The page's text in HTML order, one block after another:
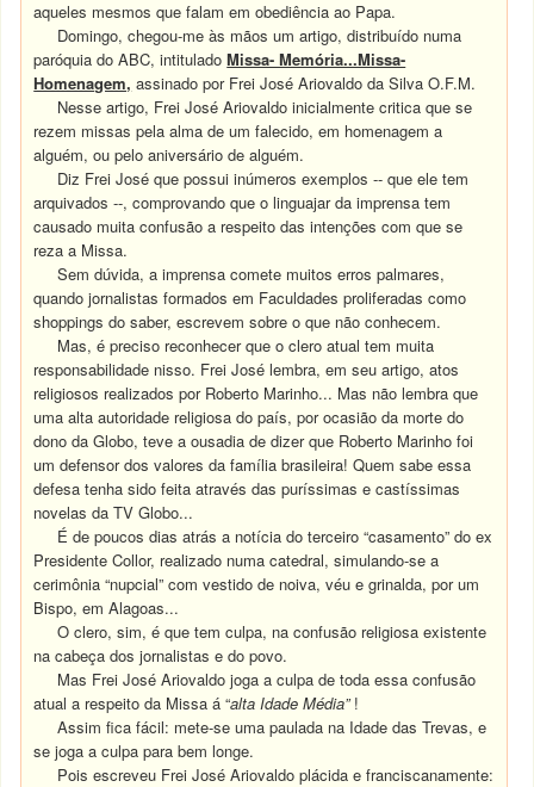
aqueles mesmos que falam em obediência ao Papa.
Domingo, chegou-me às mãos um artigo, distribuído numa
paróquia do ABC, intituladoMissa- Memória...Missa-
Homenagem, assinado por Frei José Ariovaldo da Silva O.F.M.
Nesse artigo, Frei José Ariovaldo inicialmente critica que se
rezem missas pela alma de um falecido, em homenagem a
alguém, ou pelo aniversário de alguém.
Diz Frei José que possui inúmeros exemplos -- que ele tem
arquivados --, comprovando que o linguajar da imprensa tem
causado muita confusão a respeito das intenções com que se
reza a Missa.
Sem dúvida, a imprensa comete muitos erros palmares,
quando jornalistas formados em Faculdades proliferadas como
shoppings do saber, escrevem sobre o que não conhecem.
Mas, é preciso reconhecer que o clero atual tem muita
responsabilidade nisso. Frei José lembra, em seu artigo, atos
religiosos realizados por Roberto Marinho... Mas não lembra que
uma alta autoridade religiosa do país, por ocasião da morte do
dono da Globo, teve a ousadia de dizer que Roberto Marinho foi
um defensor dos valores da família brasileira! Quem sabe essa
defesa tenha sido feita através das puríssimas e castíssimas
novelas da TV Globo...
É de poucos dias atrás a notícia do terceiro “casamento” do ex
Presidente Collor, realizado numa catedral, simulando-se a
cerimônia “nupcial” com vestido de noiva, véu e grinalda, por um
Bispo, em Alagoas...
O clero, sim, é que tem culpa, na confusão religiosa existente
na cabeça dos jornalistas e do povo.
Mas Frei José Ariovaldo joga a culpa de toda essa confusão
atual a respeito da Missa á “alta Idade Média”!
Assim fica fácil: mete-se uma paulada na Idade das Trevas, e
se joga a culpa para bem longe.
Pois escreveu Frei José Ariovaldo plácida e franciscanamente: